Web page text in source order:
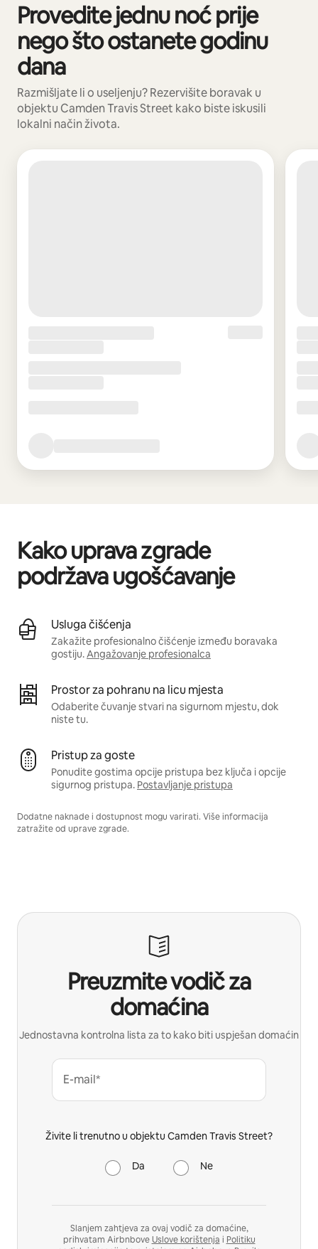
Provedite jednu noć prije
nego što ostanete godinu
dana
Razmišljate li o useljenju? Rezervišite boravak u
objektu Camden Travis Street kako biste iskusili
lokalni način života.
Prikazano 0 od 0 stavki
Kako uprava zgrade
podržava ugošćavanje
Usluga čišćenja
Zakažite profesionalno čišćenje između boravaka
gostiju.Angažovanje profesionalca
Prostor za pohranu na licu mjesta
Odaberite čuvanje stvari na sigurnom mjestu, dok
niste tu.
Pristup za goste
Ponudite gostima opcije pristupa bez ključa i opcije
sigurnog pristupa. Postavljanje pristupa
Dodatne naknade i dostupnost mogu varirati. Više informacija
zatražite od uprave zgrade.
Preuzmite vodič za
domaćina
Jednostavna kontrolna lista za to kako biti uspješan domaćin
E-mail*
Živite li trenutno u objektu Camden Travis Street?
Da Ne
Slanjem zahtjeva za ovaj vodič za domaćine,
prihvatam AirbnboveUslove korištenja i Politiku